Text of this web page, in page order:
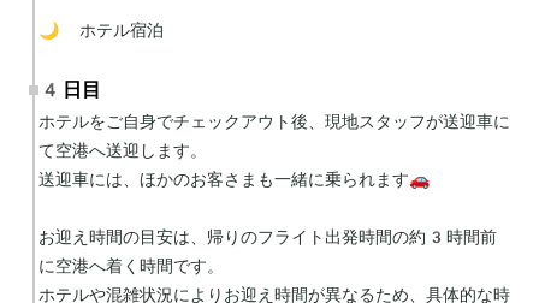
🌙 ホテル宿泊
4日目
ホテルをご自身でチェックアウト後、現地スタッフが送迎車に
て空港へ送迎します。
送迎車には、ほかのお客さまも一緒に乗られます🚗
お迎え時間の目安は、帰りのフライト出発時間の約3時間前
に空港へ着く時間です。
ホテルや混雑状況によりお迎え時間が異なるため、具体的な時